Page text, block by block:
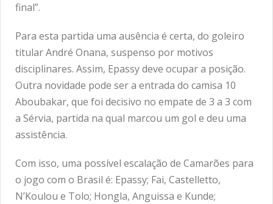
final”.
Para esta partida uma ausência é certa, do goleiro
titular André Onana, suspenso por motivos
disciplinares. Assim, Epassy deve ocupar a posição.
Outra novidade pode ser a entrada do camisa 10
Aboubakar, que foi decisivo no empate de 3 a 3 com
a Sérvia, partida na qual marcou um gol e deu uma
assistência.
Com isso, uma possível escalação de Camarões para
o jogo com o Brasil é: Epassy; Fai, Castelletto,
N’Koulou e Tolo; Hongla, Anguissa e Kunde;